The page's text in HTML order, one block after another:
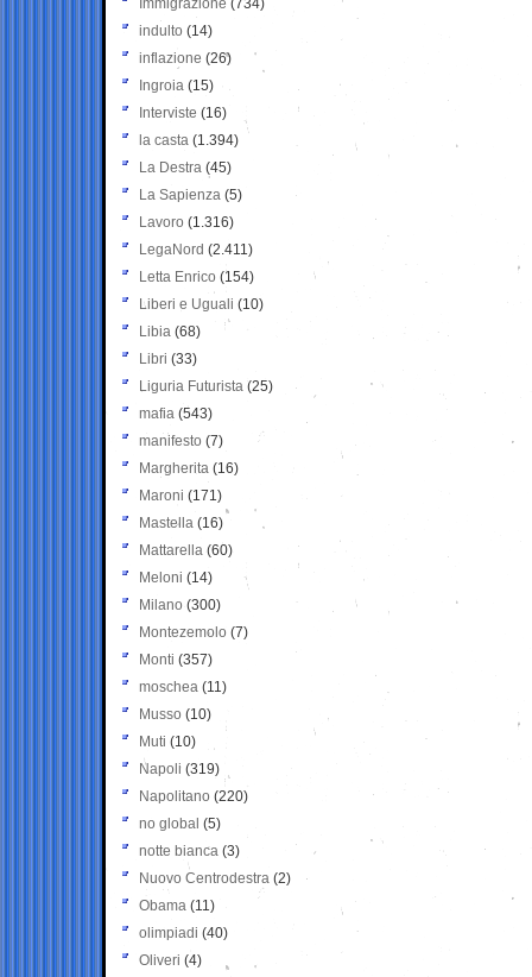
Immigrazione (734)
indulto (14)
inflazione (26)
Ingroia (15)
Interviste (16)
la casta (1.394)
La Destra (45)
La Sapienza (5)
Lavoro (1.316)
LegaNord (2.411)
Letta Enrico (154)
Liberi e Uguali (10)
Libia (68)
Libri (33)
Liguria Futurista (25)
mafia (543)
manifesto (7)
Margherita (16)
Maroni (171)
Mastella (16)
Mattarella (60)
Meloni (14)
Milano (300)
Montezemolo (7)
Monti (357)
moschea (11)
Musso (10)
Muti (10)
Napoli (319)
Napolitano (220)
no global (5)
notte bianca (3)
Nuovo Centrodestra (2)
Obama (11)
olimpiadi (40)
Oliveri (4)